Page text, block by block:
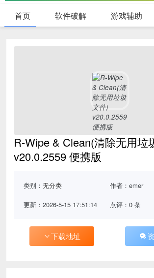
首页 软件破解 游戏辅助
R-Wipe & Clean(清除无用垃
v20.0.2559 便携版
类别：无分类 作者：emer
更新：2026-5-15 17:51:14 点评：0 条
下载地址